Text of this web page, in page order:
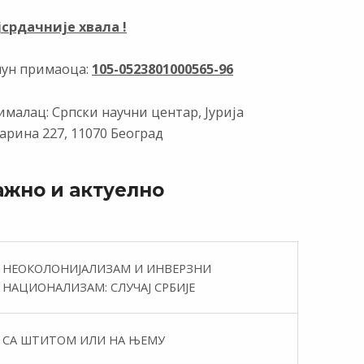
хвала !
примаоца: 105-0523801000565-96
Српски научни центар, Јурија
227, 11070 Београд
и актуелно
НЕОКОЛОНИЈАЛИЗАМ И ИНВЕРЗНИ
НАЦИОНАЛИЗАМ: СЛУЧАЈ СРБИЈЕ
СА ШТИТОМ ИЛИ НА ЊЕМУ